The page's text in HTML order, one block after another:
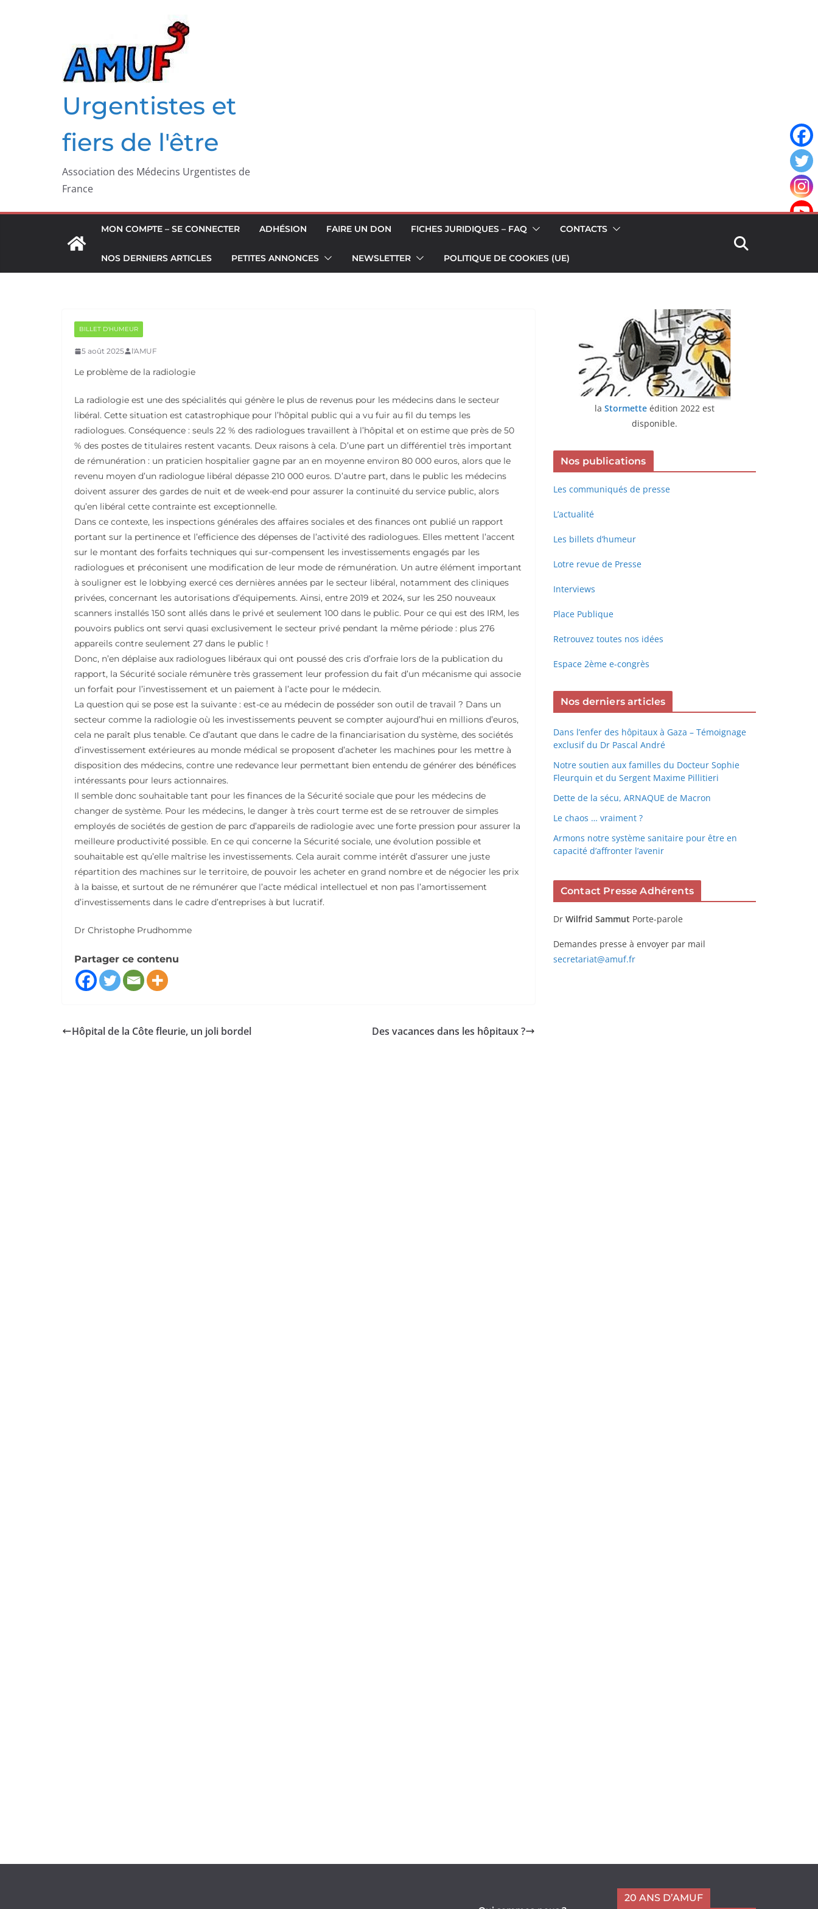
Urgentistes et
fiers de l'être
Association des Médecins Urgentistes de
France
MON COMPTE – SE CONNECTER ADHÉSION FAIRE UN DON FICHES JURIDIQUES – FAQ CONTACTS
NOS DERNIERS ARTICLES PETITES ANNONCES NEWSLETTER POLITIQUE DE COOKIES (UE)
BILLET D'HUMEUR
5 août 2025 l'AMUF
Le problème de la radiologie
La radiologie est une des spécialités qui génère le plus de revenus pour les médecins dans le secteur
libéral. Cette situation est catastrophique pour l’hôpital public qui a vu fuir au fil du temps les
radiologues. Conséquence : seuls 22 % des radiologues travaillent à l’hôpital et on estime que près de 50
% des postes de titulaires restent vacants. Deux raisons à cela. D’une part un différentiel très important
de rémunération : un praticien hospitalier gagne par an en moyenne environ 80 000 euros, alors que le
revenu moyen d’un radiologue libéral dépasse 210 000 euros. D’autre part, dans le public les médecins
doivent assurer des gardes de nuit et de week-end pour assurer la continuité du service public, alors
qu’en libéral cette contrainte est exceptionnelle.
Dans ce contexte, les inspections générales des affaires sociales et des finances ont publié un rapport
portant sur la pertinence et l’efficience des dépenses de l’activité des radiologues. Elles mettent l’accent
sur le montant des forfaits techniques qui sur-compensent les investissements engagés par les
radiologues et préconisent une modification de leur mode de rémunération. Un autre élément important
à souligner est le lobbying exercé ces dernières années par le secteur libéral, notamment des cliniques
privées, concernant les autorisations d’équipements. Ainsi, entre 2019 et 2024, sur les 250 nouveaux
scanners installés 150 sont allés dans le privé et seulement 100 dans le public. Pour ce qui est des IRM, les
pouvoirs publics ont servi quasi exclusivement le secteur privé pendant la même période : plus 276
appareils contre seulement 27 dans le public !
Donc, n’en déplaise aux radiologues libéraux qui ont poussé des cris d’orfraie lors de la publication du
rapport, la Sécurité sociale rémunère très grassement leur profession du fait d’un mécanisme qui associe
un forfait pour l’investissement et un paiement à l’acte pour le médecin.
La question qui se pose est la suivante : est-ce au médecin de posséder son outil de travail ? Dans un
secteur comme la radiologie où les investissements peuvent se compter aujourd’hui en millions d’euros,
cela ne paraît plus tenable. Ce d’autant que dans le cadre de la financiarisation du système, des sociétés
d’investissement extérieures au monde médical se proposent d’acheter les machines pour les mettre à
disposition des médecins, contre une redevance leur permettant bien entendu de générer des bénéfices
intéressants pour leurs actionnaires.
Il semble donc souhaitable tant pour les finances de la Sécurité sociale que pour les médecins de
changer de système. Pour les médecins, le danger à très court terme est de se retrouver de simples
employés de sociétés de gestion de parc d’appareils de radiologie avec une forte pression pour assurer la
meilleure productivité possible. En ce qui concerne la Sécurité sociale, une évolution possible et
souhaitable est qu’elle maîtrise les investissements. Cela aurait comme intérêt d’assurer une juste
répartition des machines sur le territoire, de pouvoir les acheter en grand nombre et de négocier les prix
à la baisse, et surtout de ne rémunérer que l’acte médical intellectuel et non pas l’amortissement
d’investissements dans le cadre d’entreprises à but lucratif.
Dr Christophe Prudhomme
Partager ce contenu
Hôpital de la Côte fleurie, un joli bordel Des vacances dans les hôpitaux ?
la Stormette édition 2022 est
disponible.
Nos publications
Les communiqués de presse
L’actualité
Les billets d’humeur
Lotre revue de Presse
Interviews
Place Publique
Retrouvez toutes nos idées
Espace 2ème e-congrès
Nos derniers articles
Dans l’enfer des hôpitaux à Gaza – Témoignage
exclusif du Dr Pascal André
Notre soutien aux familles du Docteur Sophie
Fleurquin et du Sergent Maxime Pillitieri
Dette de la sécu, ARNAQUE de Macron
Le chaos … vraiment ?
Armons notre système sanitaire pour être en
capacité d’affronter l’avenir
Contact Presse Adhérents
Dr Wilfrid Sammut Porte-parole
Demandes presse à envoyer par mail
secretariat@amuf.fr
20 ANS D’AMUF